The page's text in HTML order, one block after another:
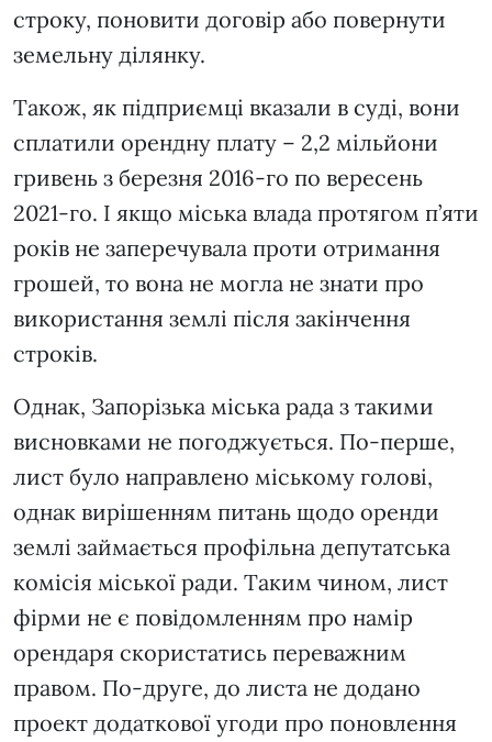
строку, поновити договір або повернути
земельну ділянку.
Також, як підприємці вказали в суді, вони
сплатили орендну плату – 2,2 мільйони
гривень з березня 2016-го по вересень
2021-го. І якщо міська влада протягом п’яти
років не заперечувала проти отримання
грошей, то вона не могла не знати про
використання землі після закінчення
строків.
Однак, Запорізька міська рада з такими
висновками не погоджується. По-перше,
лист було направлено міському голові,
однак вирішенням питань щодо оренди
землі займається профільна депутатська
комісія міської ради. Таким чином, лист
фірми не є повідомленням про намір
орендаря скористатись переважним
правом. По-друге, до листа не додано
проект додаткової угоди про поновлення